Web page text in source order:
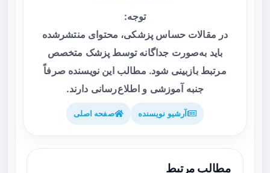
توجه:
در مقالات حساس پزشکی، محتوای منتشرشده
باید به‌صورت جداگانه توسط پزشک متخصص
مرتبط بازبینی شود. مطالب این نویسنده صرفاً
جنبه آموزشی و اطلاع‌رسانی دارند.
آرشیو نویسنده صفحه اصلی
مطالب مرتبط